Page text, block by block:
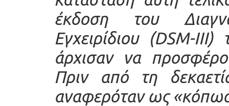
έκδοση του
Εγχειρίδιου (DSM-
άρχισαν να
Πριν από τη
αναφερόταν ως